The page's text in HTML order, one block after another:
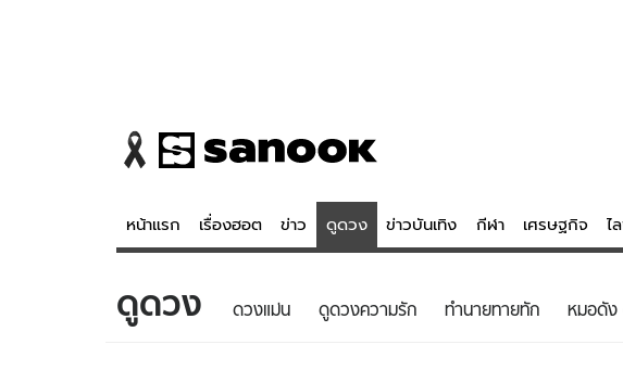
หน้าแรก เรื่องฮอต ข่าว ดูดวง ข่าวบันเทิง กีฬา เศรษฐกิจ ไ
ข่าว ดูดวง - ตรวจหวย
ดูดวง ดวงแม่น ดูดวงความรัก ทํานายทายทัก หมอดัง